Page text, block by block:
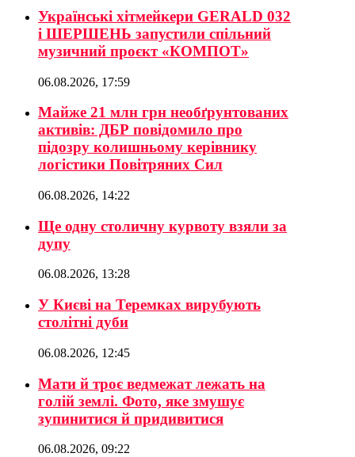
Українські хітмейкери GERALD 032
і ШЕРШЕНЬ запустили спільний
музичний проєкт «КОМПОТ»
06.08.2026, 17:59
Майже 21 млн грн необґрунтованих
активів: ДБР повідомило про
підозру колишньому керівнику
логістики Повітряних Сил
06.08.2026, 14:22
Ще одну столичну курвоту взяли за
дупу
06.08.2026, 13:28
У Києві на Теремках вирубують
столітні дуби
06.08.2026, 12:45
Мати й троє ведмежат лежать на
голій землі. Фото, яке змушує
зупинитися й придивитися
06.08.2026, 09:22